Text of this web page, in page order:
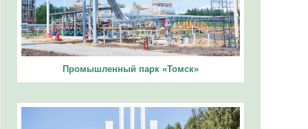
Промышленный парк «Томск»